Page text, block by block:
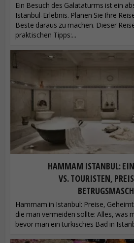
Ein Besuch des Galataturms ist ein
Istanbul-Erlebnis. Planen Sie Ihre
Beste daraus zu machen. Dieser
praktischen Tipps:...
HAMMAM ISTANBUL:
VS. TOURISTEN,
Hammam in Istanbul: Preise,
die man vermeiden sollte: Alles, was
bevor man ein türkisches Bad in